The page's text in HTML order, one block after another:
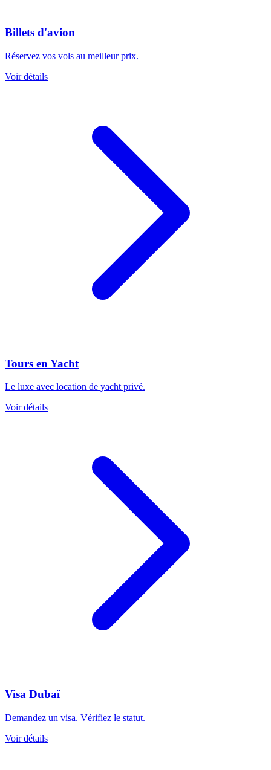
Billets d'avion
Réservez vos vols au meilleur prix.
Voir détails
Tours en Yacht
Le luxe avec location de yacht privé.
Voir détails
Visa Dubaï
Demandez un visa. Vérifiez le statut.
Voir détails